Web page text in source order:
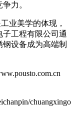
力。
业美学的体现，
工程有限公司通
设备成为高端制